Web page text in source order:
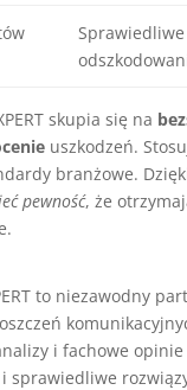
skupia się na
uszkodzeń.
branżowe.
pewność, że
to niezawodny
i fachowe
sprawiedliwe